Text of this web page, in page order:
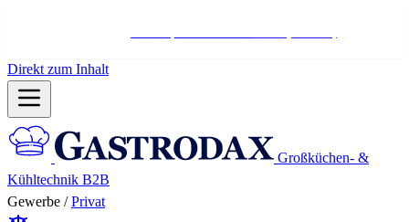
Direkt zum Inhalt
Großküchen- &
Kühltechnik B2B
Gewerbe / Privat